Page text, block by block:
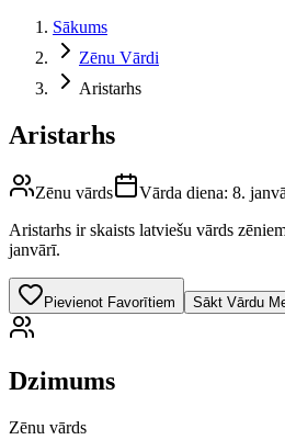
Sākums
Zēnu Vārdi
Aristarhs
Aristarhs
Zēnu vārds Vārda diena: 8.
Aristarhs ir skaists latviešu vārds
janvārī.
Pievienot Favorītiem Sākt Vārdu
Dzimums
Zēnu vārds